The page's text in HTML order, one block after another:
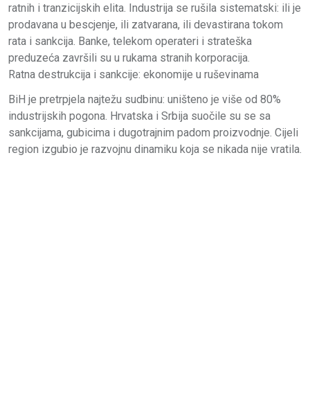
ratnih i tranzicijskih elita. Industrija se rušila sistematski: ili je
prodavana u bescjenje, ili zatvarana, ili devastirana tokom
rata i sankcija. Banke, telekom operateri i strateška
preduzeća završili su u rukama stranih korporacija.
Ratna destrukcija i sankcije: ekonomije u ruševinama
BiH je pretrpjela najtežu sudbinu: uništeno je više od 80%
industrijskih pogona. Hrvatska i Srbija suočile su se sa
sankcijama, gubicima i dugotrajnim padom proizvodnje. Cijeli
region izgubio je razvojnu dinamiku koja se nikada nije vratila.